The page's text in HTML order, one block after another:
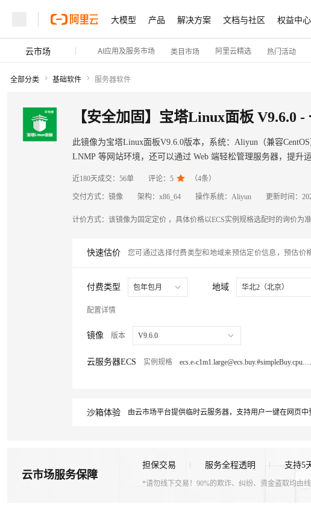
大模型 产品 解决方案 文档与社区 权益中心
云市场 AI应用及服务市场 类目市场 阿里云精选 热门活动
全部分类 基础软件 服务器软件
【安全加固】宝塔Linux面板
此镜像为宝塔Linux面板V9.6.0版本，系统：Aliyun（兼容
LNMP 等网站环境，还可以通过 Web 端轻松管理服务器，提升
近180天成交： 56单 评论： 5  （4条）
交付方式： 镜像 架构： x86_64 操作系统： Aliyun 更新时间：
计价方式： 该镜像为固定定价 ，具体价格以ECS实例规格选配时的询价为准
快速估价 您可通过选择付费类型和地域来预估定价信息，预估价
付费类型 包年包月 地域 华北2（北京）
配置详情
镜像 版本 V9.6.0
云服务器ECS 实例规格 ecs.e-c1m1.large@ecs.buy.#simpleBuy.cpu.memory经济型 e
沙箱体验 由云市场平台提供临时云服务器，支持用户一键在网页
云市场服务保障
担保交易 服务全程透明 支持5
*请勿线下交易！90%的欺诈、纠纷、资金盗取均由线